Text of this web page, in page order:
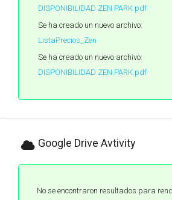
DISPONIBILIDAD ZEN PARK.pdf
Se ha creado un nuevo archivo:
ListaPrecios_Zen
Se ha creado un nuevo archivo:
DISPONIBILIDAD ZEN PARK.pdf
Google Drive Avtivity
No se encontraron resultados para